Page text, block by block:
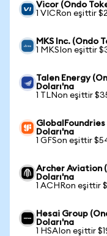
Vicor (Ondo
1 VICRon eşittir
MKS Inc. (Ondo
1 MKSIon eşittir
Talen Energy
Doları'na
1 TLNon eşittir
Doları'na
1 GFSon eşittir
Archer Aviation
Doları'na
1 ACHRon eşittir
Hesai Group
Doları'na
1 HSAIon eşittir